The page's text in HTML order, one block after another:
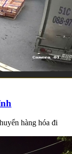
hàng hóa đi